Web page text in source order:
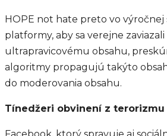
HOPE not hate preto vo výročnej
platformy, aby sa verejne
ultrapravicovému obsahu,
algoritmy propagujú takýto
do moderovania obsahu.
Tínedžeri obvinení z terorizmu